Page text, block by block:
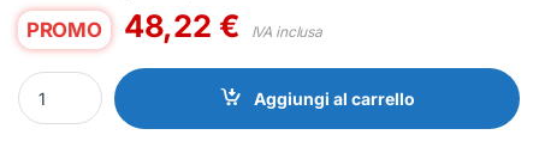
PROMO 48,22 € IVA inclusa
HP Inc 3Y 3D ONSITE 2Y WTY LOW NB SV - ESTENSIONE
Aggiungi al carrello